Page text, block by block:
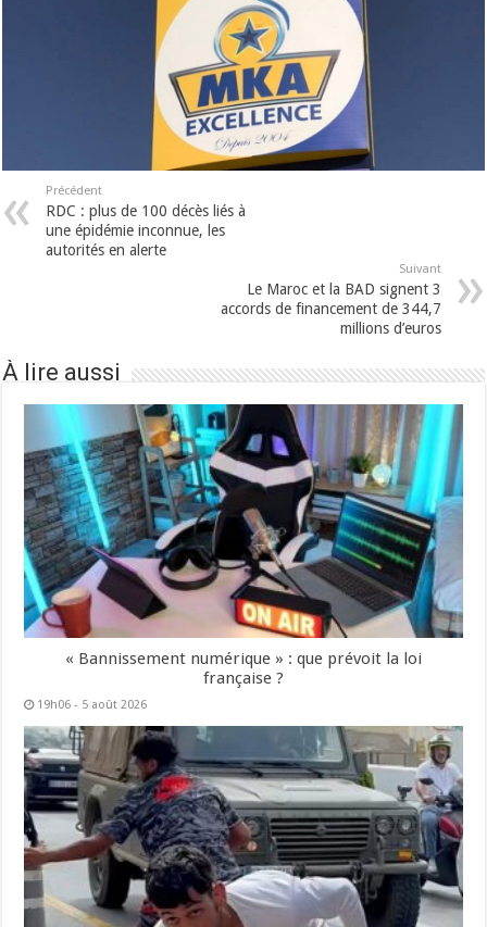
Précédent
RDC : plus de 100 décès liés à
une épidémie inconnue, les
autorités en alerte
Suivant
Le Maroc et la BAD signent 3
accords de financement de 344,7
millions d’euros
À lire aussi
« Bannissement numérique » : que prévoit la loi
française ?
19h06 - 5 août 2026